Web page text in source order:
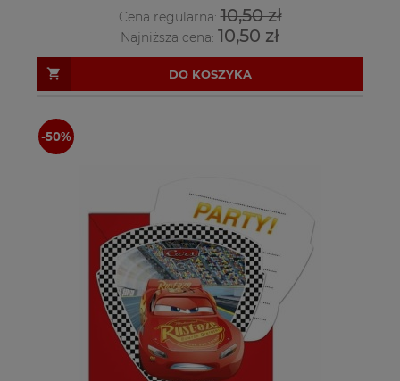
Cena regularna:10,50 zł
Najniższa cena: 10,50 zł
DO KOSZYKA